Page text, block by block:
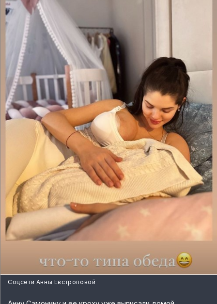
Соцсети Анны Евстроповой